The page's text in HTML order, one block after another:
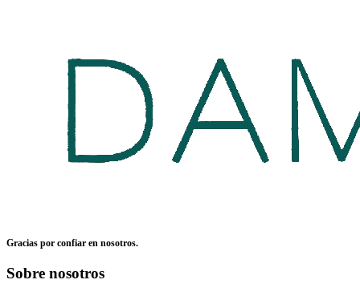
Gracias por confiar en nosotros.
Sobre nosotros